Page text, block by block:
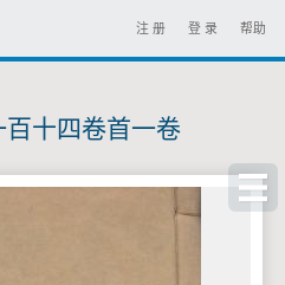
帮助
登 录
注 册
十四卷首一卷